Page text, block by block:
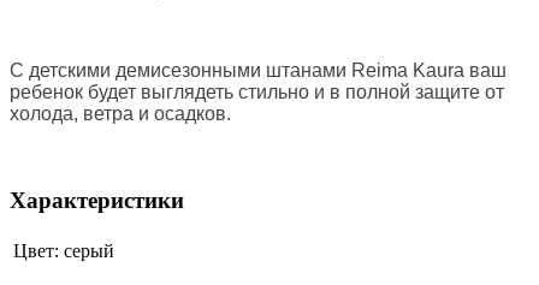
С детскими демисезонными штанами Reima Kaura ваш
ребенок будет выглядеть стильно и в полной защите от
холода, ветра и осадков.
Характеристики
Цвет: серый